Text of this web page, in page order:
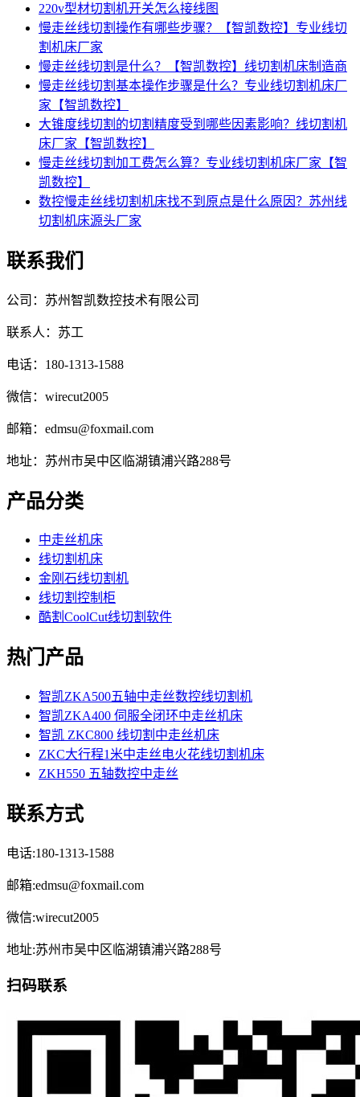
220v型材切割机开关怎么接线图
慢走丝线切割操作有哪些步骤？【智凯数控】专业线切
割机床厂家
慢走丝线切割是什么？【智凯数控】线切割机床制造商
慢走丝线切割基本操作步骤是什么？专业线切割机床厂
家【智凯数控】
大锥度线切割的切割精度受到哪些因素影响？线切割机
床厂家【智凯数控】
慢走丝线切割加工费怎么算？专业线切割机床厂家【智
凯数控】
数控慢走丝线切割机床找不到原点是什么原因？苏州线
切割机床源头厂家
联系我们
公司：苏州智凯数控技术有限公司
联系人：苏工
电话：180-1313-1588
微信：wirecut2005
邮箱：edmsu@foxmail.com
地址：苏州市吴中区临湖镇浦兴路288号
产品分类
中走丝机床
线切割机床
金刚石线切割机
线切割控制柜
酷割CoolCut线切割软件
热门产品
智凯ZKA500五轴中走丝数控线切割机
智凯ZKA400 伺服全闭环中走丝机床
智凯 ZKC800 线切割中走丝机床
ZKC大行程1米中走丝电火花线切割机床
ZKH550 五轴数控中走丝
联系方式
电话:180-1313-1588
邮箱:edmsu@foxmail.com
微信:wirecut2005
地址:苏州市吴中区临湖镇浦兴路288号
扫码联系